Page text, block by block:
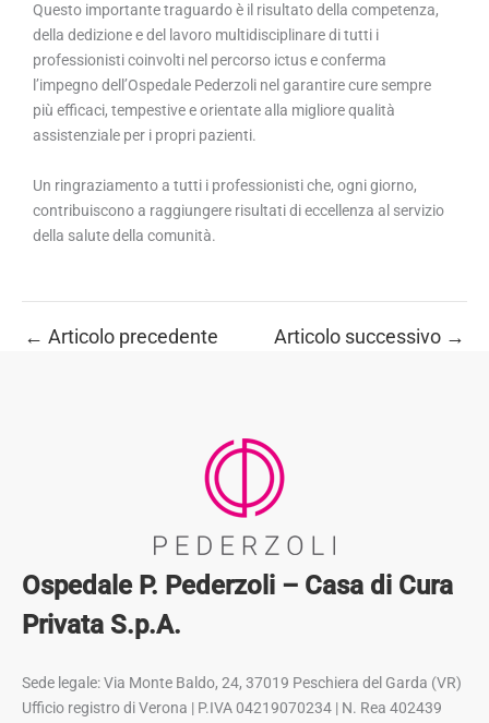
Questo importante traguardo è il risultato della competenza,
della dedizione e del lavoro multidisciplinare di tutti i
professionisti coinvolti nel percorso ictus e conferma
l’impegno dell’Ospedale Pederzoli nel garantire cure sempre
più efficaci, tempestive e orientate alla migliore qualità
assistenziale per i propri pazienti.
Un ringraziamento a tutti i professionisti che, ogni giorno,
contribuiscono a raggiungere risultati di eccellenza al servizio
della salute della comunità.
← Articolo precedente Articolo successivo →
Ospedale P. Pederzoli – Casa di Cura
Privata S.p.A.
Sede legale: Via Monte Baldo, 24, 37019 Peschiera del Garda (VR)
Ufficio registro di Verona | P.IVA 04219070234 | N. Rea 402439